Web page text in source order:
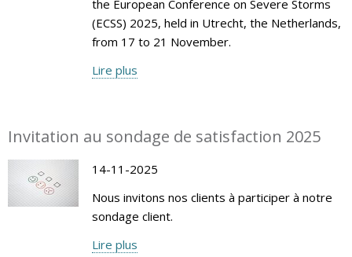
the European Conference on Severe Storms
(ECSS) 2025, held in Utrecht, the Netherlands,
from 17 to 21 November.
Lire plus
Invitation au sondage de satisfaction 2025
14-11-2025
Nous invitons nos clients à participer à notre
sondage client.
Lire plus